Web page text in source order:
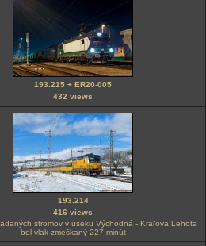
193.215 + ER20-005
432 views
193.214
416 views
stromov v úseku Východná - Kráľova Lehota
bol vlak zmeškaný 227 minút